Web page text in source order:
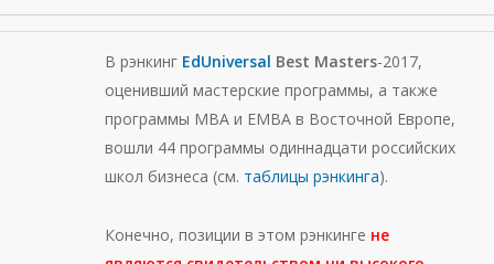
В рэнкинг EdUniversal Best Masters-2017,
оценивший мастерские программы, а также
программы MBA и ЕМВА в Восточной Европе,
вошли 44 программы одиннадцати российских
школ бизнеса (см. таблицы рэнкинга).
Конечно, позиции в этом рэнкинге не